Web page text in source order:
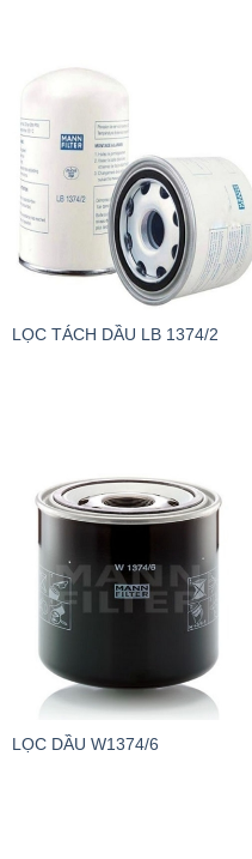
LỌC TÁCH DẦU LB 1374/2
LỌC DẦU W1374/6